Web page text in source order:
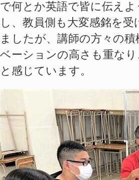
で何とか英語で皆に伝え
し、教員側も大変感銘を
ましたが、講師の方々の
ベーションの高さも重な
と感じています。